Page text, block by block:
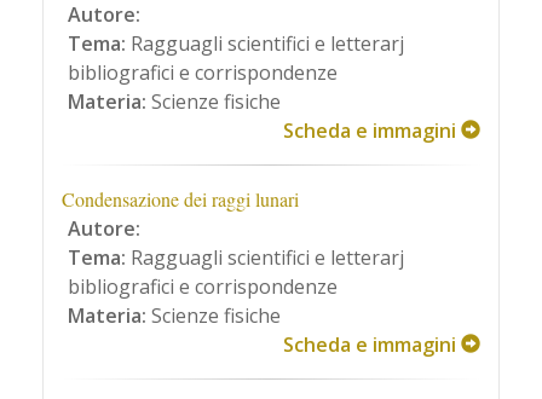
Autore:
Tema: Ragguagli scientifici e letterarj
bibliografici e corrispondenze
Materia: Scienze fisiche
Scheda e immagini
Condensazione dei raggi lunari
Autore:
Tema: Ragguagli scientifici e letterarj
bibliografici e corrispondenze
Materia: Scienze fisiche
Scheda e immagini